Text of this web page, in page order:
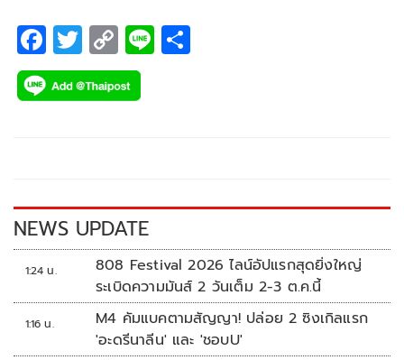
F
ac
e
k
T
wi
tt
C
o
p
k
Li
NEWS UPDATE
1:24 น.
808 Festival 2026 ไลน์อัปแรกสุดยิ่งใหญ่
ระเบิดความมันส์ 2 วันเต็ม 2-3 ต.ค.นี้
1:16 น.
M4 คัมแบคตามสัญญา! ปล่อย 2 ซิงเกิลแรก
'อะดรีนาลีน' และ 'ชอบU'